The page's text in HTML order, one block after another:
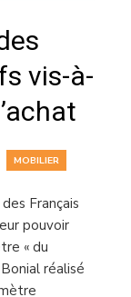
vis-à-
MOBILIER
Français
pouvoir
« du
réalisé